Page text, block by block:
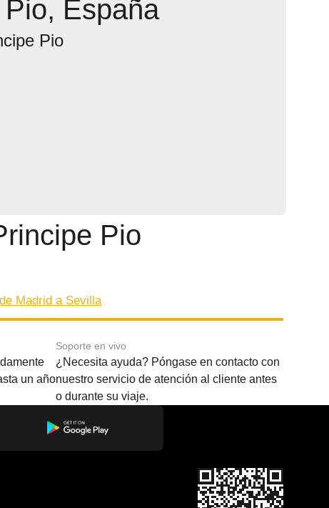
España
Pio
Pio
Madrid a Sevilla
un año
Soporte en vivo
¿Necesita ayuda? Póngase en contacto con
nuestro servicio de atención al cliente antes
o durante su viaje.